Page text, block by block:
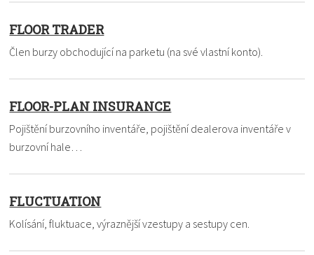
FLOOR TRADER
Člen burzy obchodující na parketu (na své vlastní konto).
FLOOR-PLAN INSURANCE
Pojištění burzovního inventáře, pojištění dealerova inventáře v
burzovní hale…
FLUCTUATION
Kolísání, fluktuace, výraznější vzestupy a sestupy cen.